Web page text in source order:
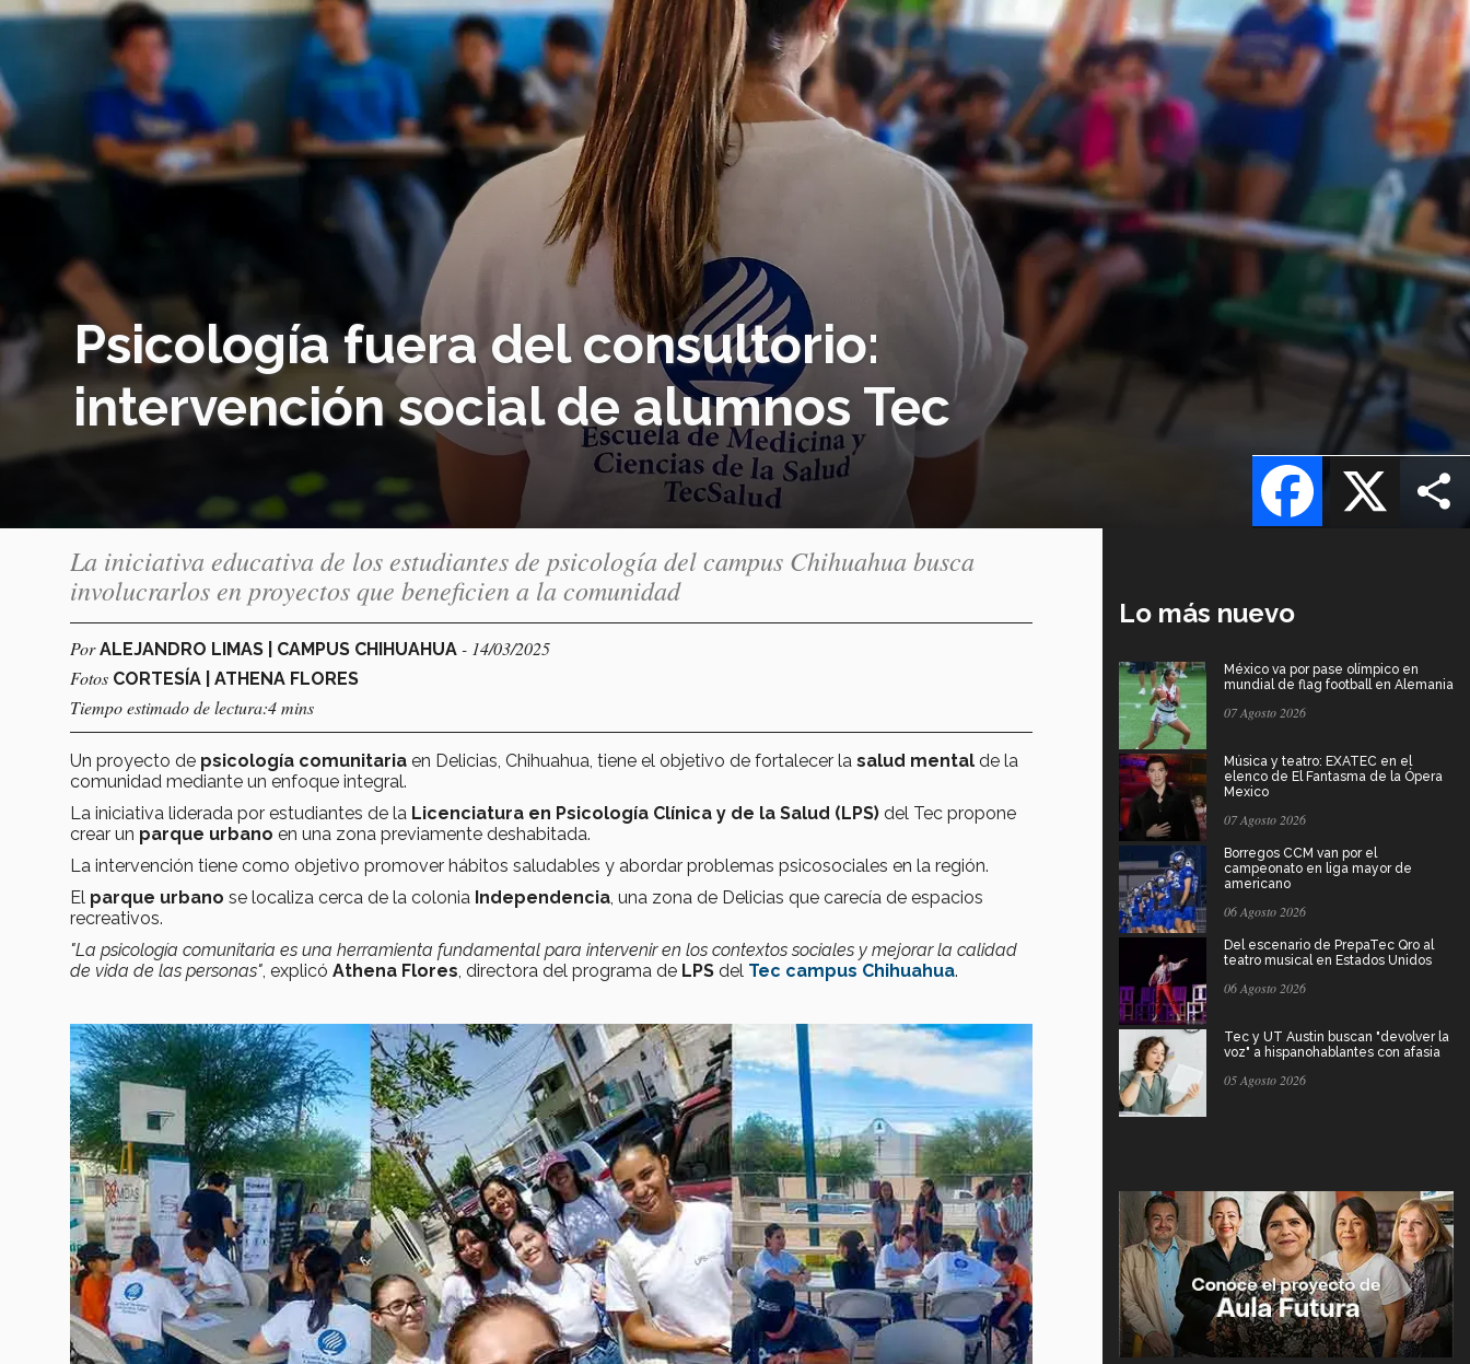
Psicología fuera del consultorio:
intervención social de alumnos Tec
X
Facebook
La iniciativa educativa de los estudiantes de psicología del campus Chihuahua busca
involucrarlos en proyectos que beneficien a la comunidad
PorALEJANDRO LIMAS | CAMPUS CHIHUAHUA - 14/03/2025
Fotos CORTESÍA | ATHENA FLORES
Tiempo estimado de lectura:4 mins
Un proyecto de psicología comunitaria en Delicias, Chihuahua, tiene el objetivo de fortalecer la salud mental de la
comunidad mediante un enfoque integral.
La iniciativa liderada por estudiantes de la Licenciatura en Psicología Clínica y de la Salud (LPS) del Tec propone
crear un parque urbano en una zona previamente deshabitada.
La intervención tiene como objetivo promover hábitos saludables y abordar problemas psicosociales en la región.
El parque urbano se localiza cerca de la colonia Independencia , una zona de Delicias que carecía de espacios
recreativos.
"La psicología comunitaria es una herramienta fundamental para intervenir en los contextos sociales y mejorar la calidad
de vida de las personas" , explicó Athena Flores , directora del programa de LPS del Tec campus Chihuahua.
Lo más nuevo
México va por pase olímpico en
mundial de flag football en Alemania
07 Agosto 2026
Música y teatro: EXATEC en el
elenco de El Fantasma de la Ópera
Mexico
07 Agosto 2026
Borregos CCM van por el
campeonato en liga mayor de
americano
06 Agosto 2026
Del escenario de PrepaTec Qro al
teatro musical en Estados Unidos
06 Agosto 2026
Tec y UT Austin buscan "devolver la
voz" a hispanohablantes con afasia
05 Agosto 2026